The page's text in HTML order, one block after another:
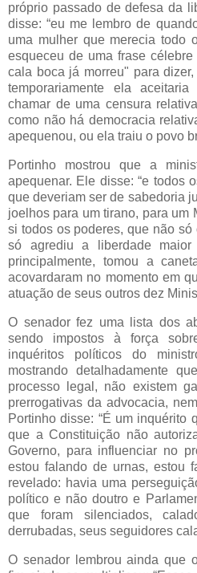
próprio passado de defesa da
disse: “eu me lembro de
uma mulher que merecia todo
esqueceu de uma frase
cala boca já morreu" para
temporariamente ela
chamar de uma censura
como não há democracia
apequenou, ou ela traiu o povo
Portinho mostrou que a
apequenar. Ele disse: “e todos
que deveriam ser de sabedoria
joelhos para um tirano, para um
si todos os poderes, que não
só agrediu a liberdade
principalmente, tomou a
acovardaram no momento em
atuação de seus outros dez
O senador fez uma lista dos
sendo impostos à força
inquéritos políticos do
mostrando detalhadamente
processo legal, não existem
prerrogativas da advocacia,
Portinho disse: “É um inquérito
que a Constituição não
Governo, para influenciar no
estou falando de urnas, estou
revelado: havia uma
político e não doutro e
que foram silenciados,
derrubadas, seus seguidores
O senador lembrou ainda que